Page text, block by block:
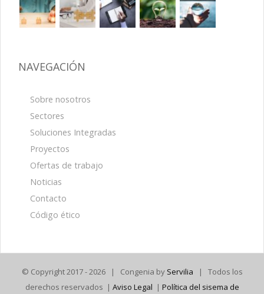
NAVEGACIÓN
Sobre nosotros
Sectores
Soluciones Integradas
Proyectos
Ofertas de trabajo
Noticias
Contacto
Código ético
© Copyright 2017 -2026 | Congenia by Servilia | Todos los
derechos reservados | Aviso Legal | Política del sisema de